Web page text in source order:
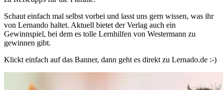
Schaut einfach mal selbst vorbei und lasst uns gern wissen, was ihr
von Lernando haltet. Aktuell bietet der Verlag auch ein
Gewinnspiel, bei dem es tolle Lernhilfen von Westermann zu
gewinnen gibt.
Klickt einfach auf das Banner, dann geht es direkt zu Lernado.de :-)